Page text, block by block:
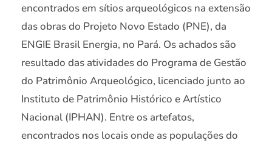
encontrados em sítios arqueológicos na extensão
das obras do Projeto Novo Estado (PNE), da
ENGIE Brasil Energia, no Pará. Os achados são
resultado das atividades do Programa de Gestão
do Patrimônio Arqueológico, licenciado junto ao
Instituto de Patrimônio Histórico e Artístico
Nacional (IPHAN). Entre os artefatos,
encontrados nos locais onde as populações do